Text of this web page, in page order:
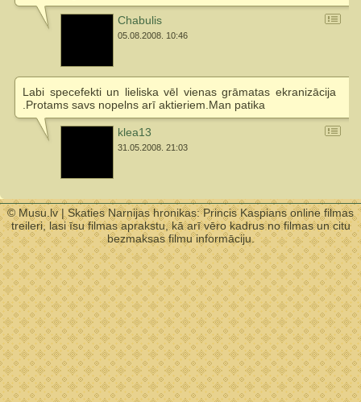
Chabulis
05.08.2008. 10:46
Labi specefekti un lieliska vēl vienas grāmatas ekranizācija
.Protams savs nopelns arī aktieriem.Man patika
klea13
31.05.2008. 21:03
© Musu.lv | Skaties Narnijas hronikas: Princis Kaspians online filmas
treileri, lasi īsu filmas aprakstu, kā arī vēro kadrus no filmas un citu
bezmaksas filmu informāciju.